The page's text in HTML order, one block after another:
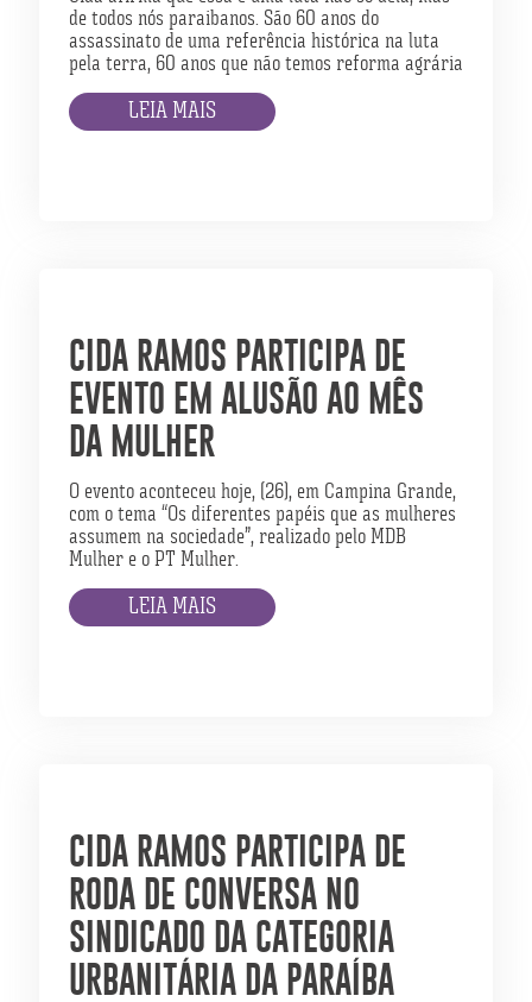
de todos nós paraibanos. São 60 anos do
assassinato de uma referência histórica na luta
pela terra, 60 anos que não temos reforma agrária
LEIA MAIS
CIDA RAMOS PARTICIPA DE
EVENTO EM ALUSÃO AO MÊS
DA MULHER
O evento aconteceu hoje, (26), em Campina Grande,
com o tema “Os diferentes papéis que as mulheres
assumem na sociedade”, realizado pelo MDB
Mulher e o PT Mulher.
LEIA MAIS
CIDA RAMOS PARTICIPA DE
RODA DE CONVERSA NO
SINDICADO DA CATEGORIA
URBANITÁRIA DA PARAÍBA